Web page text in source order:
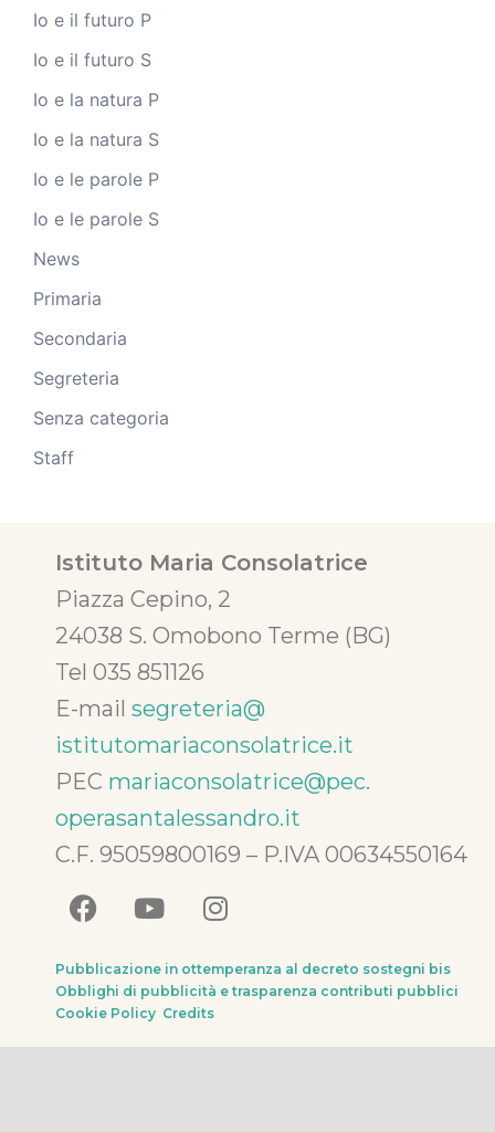
Io e il futuro P
Io e il futuro S
Io e la natura P
Io e la natura S
Io e le parole P
Io e le parole S
News
Primaria
Secondaria
Segreteria
Senza categoria
Staff
Istituto Maria Consolatrice
Piazza Cepino, 2
24038 S. Omobono Terme (BG)
Tel 035 851126
E-mail segreteria@
istitutomariaconsolatrice.it
PEC mariaconsolatrice@pec.
operasantalessandro.it
C.F. 95059800169 – P.IVA 00634550164
Pubblicazione in ottemperanza al decreto sostegni bis
Obblighi di pubblicità e trasparenza contributi pubblici
Cookie Policy Credits